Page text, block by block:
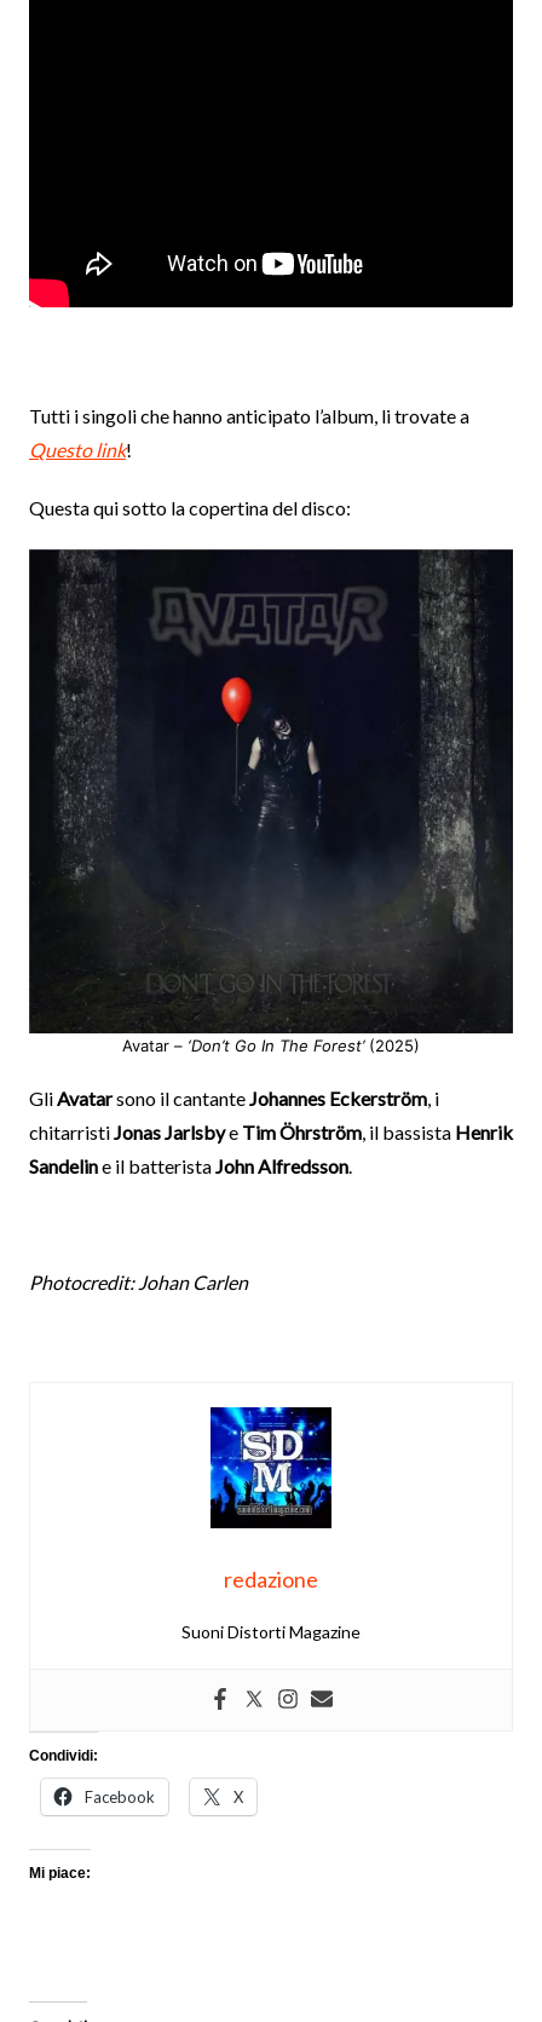
Tutti i singoli che hanno anticipato l’album, li trovate a
Questo link!
Questa qui sotto la copertina del disco:
Avatar –‘Don’t Go In The Forest’(2025)
GliAvatarsono il cantanteJohannes Eckerström, i
chitarristiJonas Jarlsbye Tim Öhrström, il bassista Henrik
Sandeline il batteristaJohn Alfredsson.
Photocredit: Johan Carlen
redazione
Suoni Distorti Magazine
Condividi:
Facebook X
Mi piace: